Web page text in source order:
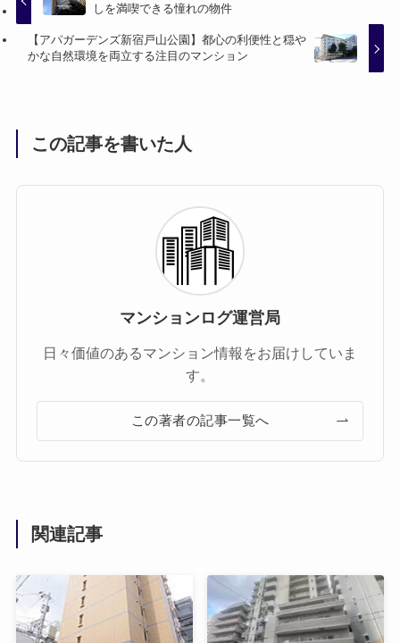
しを満喫できる憧れの物件
【アパガーデンズ新宿戸山公園】都心の利便性と穏や
かな自然環境を両立する注目のマンション
この記事を書いた人
マンションログ運営局
日々価値のあるマンション情報をお届けしていま
す。
この著者の記事一覧へ
関連記事